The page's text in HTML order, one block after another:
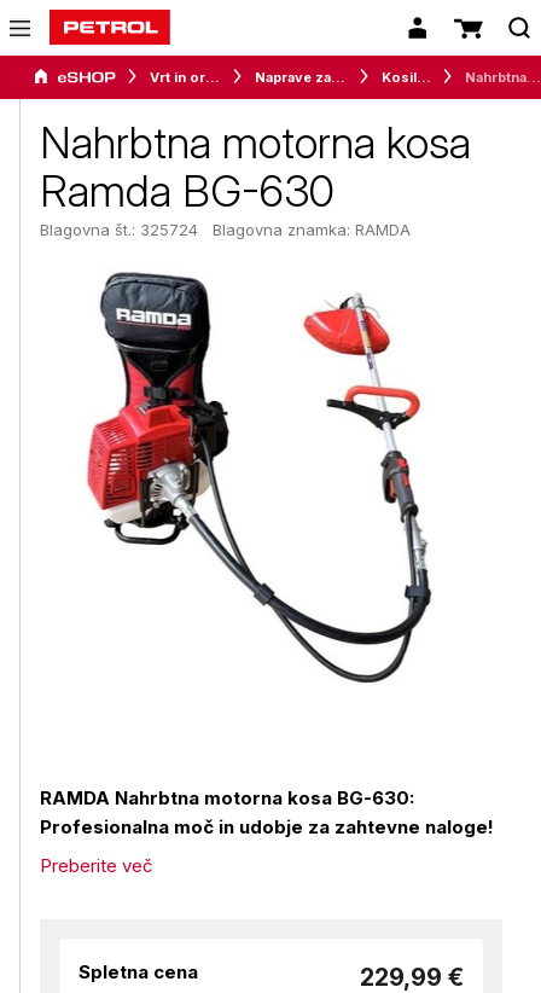
Vrt in orodje Naprave za vrt in okolico Kosilnice
Nahrbtna motorna kosa
Ramda BG-630
Blagovna št.: 325724 Blagovna znamka: RAMDA
RAMDA Nahrbtna motorna kosa BG-630:
Profesionalna moč in udobje za zahtevne naloge!
Preberite več
Spletna cena 229,99 €